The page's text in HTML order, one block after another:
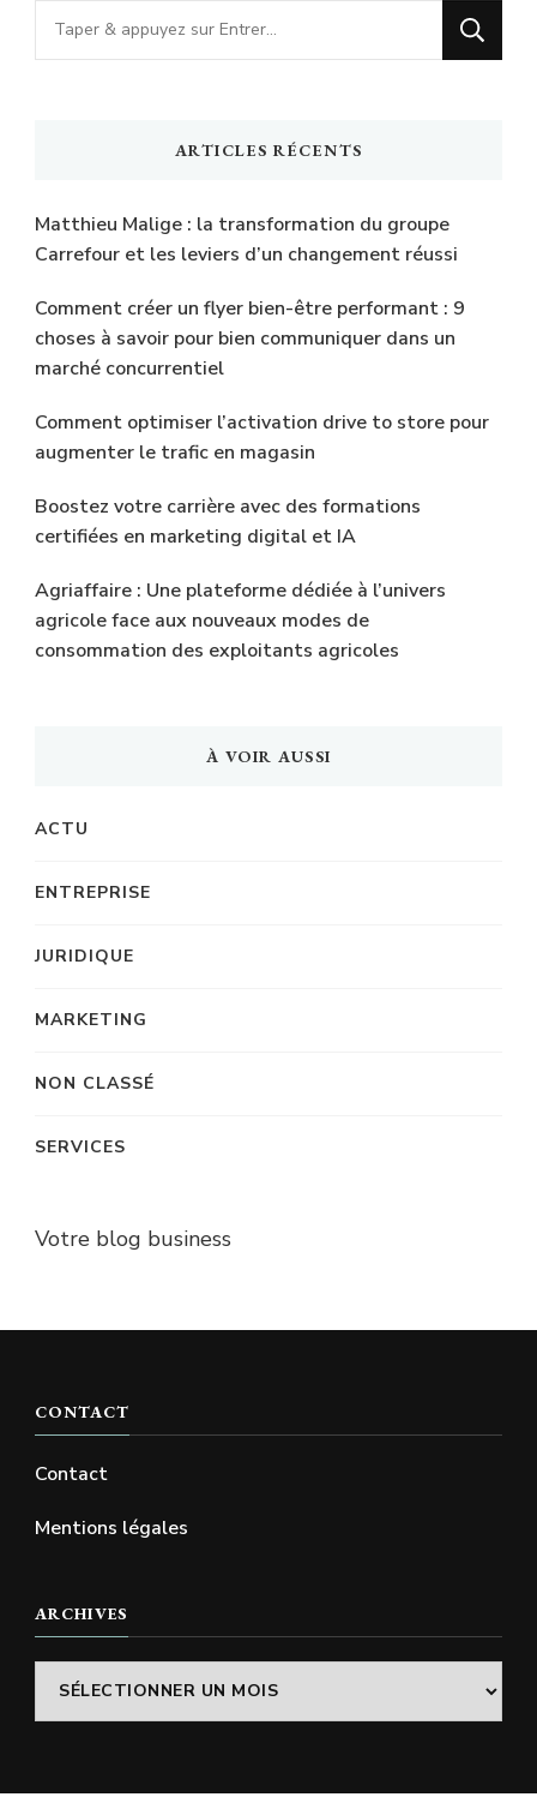
Vous
recherchiez
ARTICLES RÉCENTS
Matthieu Malige : la transformation du groupe
Carrefour et les leviers d’un changement réussi
Comment créer un flyer bien-être performant : 9
choses à savoir pour bien communiquer dans un
marché concurrentiel
Comment optimiser l’activation drive to store pour
augmenter le trafic en magasin
Boostez votre carrière avec des formations
certifiées en marketing digital et IA
Agriaffaire : Une plateforme dédiée à l’univers
agricole face aux nouveaux modes de
consommation des exploitants agricoles
À VOIR AUSSI
ACTU
ENTREPRISE
JURIDIQUE
MARKETING
NON CLASSÉ
SERVICES
Votre blog business
CONTACT
Contact
Mentions légales
ARCHIVES
Archives